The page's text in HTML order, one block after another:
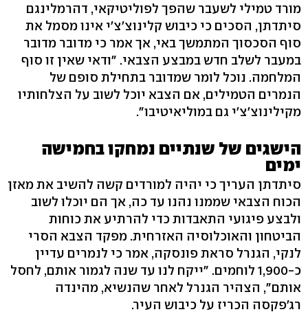
מורד טמילי לשעבר שהפך לפוליטיקאי, דהרמלינגם
סיתדתן, הסכים כי כיבוש קלינוצ'צ'י אינו מסמל את
סוף הסכסוך המתמשך באי, אך אמר כי מדובר מדובר
במעבר לשלב חדש במבצע הצבאי. "ודאי שאין זו סוף
המלחמה. נוכל לומר שמדובר בתחילת סופם של
הנמרים הטמילים, אם הצבא יוכל לשוב על הצלחותיו
מקילינוצ'צ'י גם במוליאיטיבו".
הישגים של שנתיים נמחקו בחמישה
ימים
סיתדתן העריך כי יהיה למורדים קשה להשיב את מאזן
הכוח הצבאי שממנו נהנו עד כה, אך הם יוכלו לשוב
ולבצע פיגועי התאבדות כדי להרתיע את כוחות
הביטחון והאוכלוסיה האזרחית. מפקד הצבא הסרי
לנקי, הגנרל סראת פונסקה, אמר כי לנמרים עדיין
כ-1,900 לוחמים. "ייקח לנו עד שנה לגמור אותם, לחסל
אותם", הצהיר הגנרל לאחר שהנשיא, מהינדה
רג'פקסה הכריז על כיבוש העיר.